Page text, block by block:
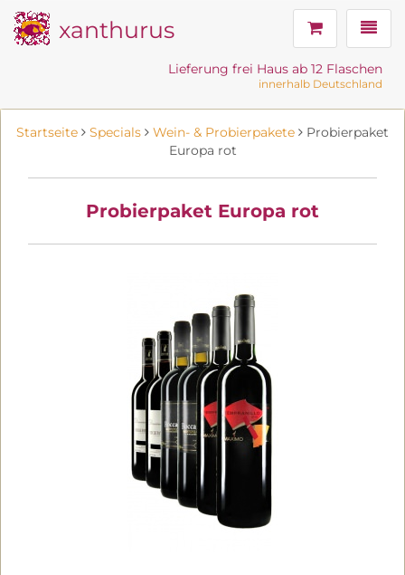
xanthurus
Lieferung frei Haus ab 12 Flaschen
innerhalb Deutschland
Startseite Specials Wein- & Probierpakete
Probierpaket
Europa rot
Probierpaket Europa rot